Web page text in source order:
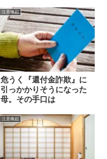
注意喚起
危うく『還付金詐欺』に
引っかかりそうになった
母。その手口は
注意喚起